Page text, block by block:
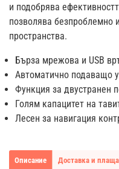
и подобрява
позволява безпроблемно
пространства.
Бърза мрежова и USB
Автоматично подаващо
Функция за двустранен
Голям капацитет на
Лесен за навигация
Описание Доставка и